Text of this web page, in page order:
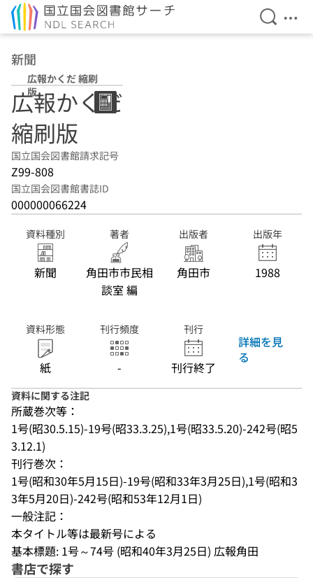
検索を
メ
新聞
広報かくだ 縮刷
版
広報かくだ
縮刷版
国立国会図書館請求記号
Z99-808
国立国会図書館書誌ID
000000066224
資料種別
新聞
著者
角田市市民相
談室 編
出版者
角田市
出版年
1988
資料形態
紙
刊行頻度
-
刊行
刊行終了
詳細を見
る
資料に関する注記
所蔵巻次等：
1号(昭30.5.15)-19号(昭33.3.25),1号(昭33.5.20)-242号(昭5
3.12.1)
刊行巻次：
1号(昭和30年5月15日)-19号(昭和33年3月25日),1号(昭和3
3年5月20日)-242号(昭和53年12月1日)
一般注記：
本タイトル等は最新号による
基本標題: 1号～74号 (昭和40年3月25日) 広報角田
書店で探す